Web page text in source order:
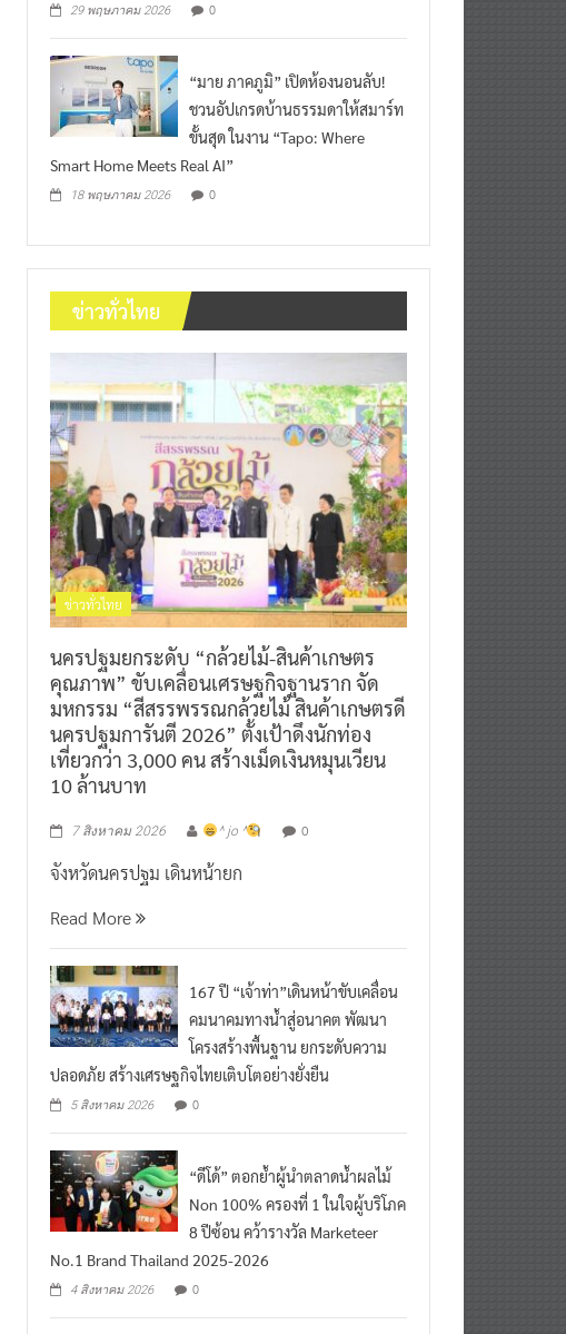
29 พฤษภาคม 2026 0
“มาย ภาคภูมิ” เปิดห้องนอนลับ!
ชวนอัปเกรดบ้านธรรมดาให้สมาร์ท
ขั้นสุด ในงาน “Tapo: Where
Smart Home Meets Real AI”
18 พฤษภาคม 2026 0
ข่าวทั่วไทย
ข่าวทั่วไทย
นครปฐมยกระดับ “กล้วยไม้-สินค้าเกษตร
คุณภาพ” ขับเคลื่อนเศรษฐกิจฐานราก จัด
มหกรรม “สีสรรพรรณกล้วยไม้ สินค้าเกษตรดี
นครปฐมการันตี 2026” ตั้งเป้าดึงนักท่อง
เที่ยวกว่า 3,000 คน สร้างเม็ดเงินหมุนเวียน
10 ล้านบาท
7 สิงหาคม 2026 ^ jo ^ 0
จังหวัดนครปฐม เดินหน้ายก
Read More
167 ปี “เจ้าท่า”เดินหน้าขับเคลื่อน
คมนาคมทางน้ำสู่อนาคต พัฒนา
โครงสร้างพื้นฐาน ยกระดับความ
ปลอดภัย สร้างเศรษฐกิจไทยเติบโตอย่างยั่งยืน
5 สิงหาคม 2026 0
“ดีโด้” ตอกย้ำผู้นำตลาดน้ำผลไม้
Non 100% ครองที่ 1 ในใจผู้บริโภค
8 ปีซ้อน คว้ารางวัล Marketeer
No.1 Brand Thailand 2025-2026
4 สิงหาคม 2026 0